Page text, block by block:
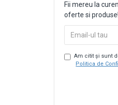
Fii mereu la
oferte si produse!
Am citit şi sunt
Politica de